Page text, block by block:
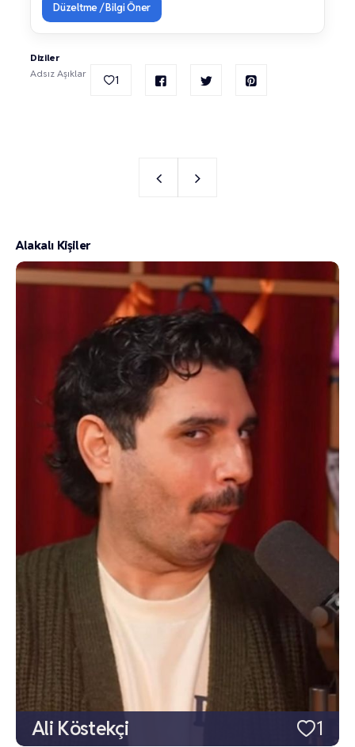
Düzeltme / Bilgi Öner
Diziler
Adsız Aşıklar
1
Alakalı Kişiler
1
Ali Köstekçi